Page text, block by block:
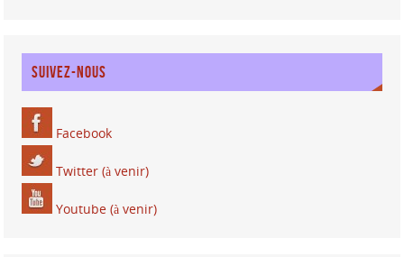
SUIVEZ-NOUS
Facebook
Twitter (à venir)
Youtube (à venir)